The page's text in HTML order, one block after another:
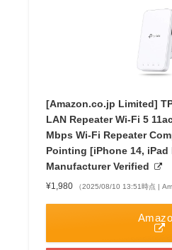
[Amazon.co.jp Limited]
LAN Repeater Wi-Fi 5
Mbps Wi-Fi Repeater
Pointing [iPhone 14,
Manufacturer Verified
¥1,980 （2025/08/10 13:51時点 |